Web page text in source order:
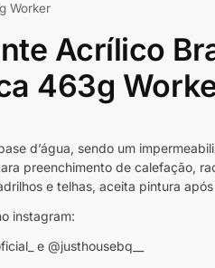
Worker
Acrílico
463g
d’água, sendo um
preenchimento de calefação,
e telhas, aceita pintura
instagram:
e @justhousebq__